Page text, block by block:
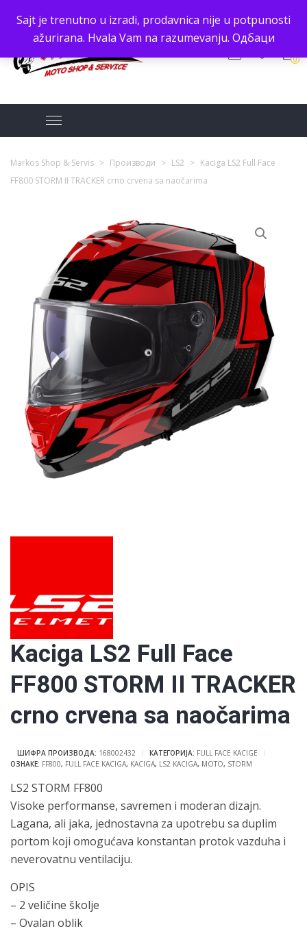
Sajt je trenutno u izradi, prodavnica nije u potpunosti
ažurirana. Hvala Vam na razumevanju. Одбаци
0
Markos Shop & Servis > Производи > LS2 > Kaciga LS2 Full Face
FF800 STORM II TRACKER crno crvena sa naočarima
Kaciga LS2 Full Face
FF800 STORM II TRACKER
crno crvena sa naočarima
ШИФРА ПРОИЗВОДА: 168002432 КАТЕГОРИЈА: FULL FACE KACIGE
ОЗНАКЕ: FF800, FULL FACE KACIGA, KACIGA, LS2 KACIGA, MOTO, STORM
LS2 STORM FF800
Visoke performanse, savremen i moderan dizajn.
Lagana, ali jaka, jednostavna za upotrebu sa duplim
portom koji omogućava konstantan protok vazduha i
neverovatnu ventilaciju.
OPIS
– 2 veličine školje
– Ovalan oblik